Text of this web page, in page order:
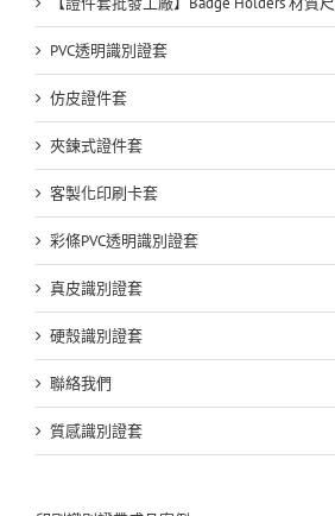
PVC透明識別證套
仿皮證件套
夾鍊式證件套
客製化印刷卡套
彩條PVC透明識別證套
真皮識別證套
硬殼識別證套
聯絡我們
質感識別證套